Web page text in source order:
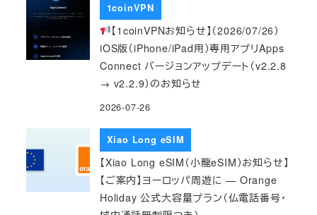
1coinVPN
【1coinVPNお知らせ】（2026/07/26）
iOS版（iPhone/iPad用）専用アプリApps
Connect バージョンアップデート（v2.2.8
→ v2.2.9）のお知らせ
2026-07-26
Xiao Long eSIM
【Xiao Long eSIM（小龍eSIM）お知らせ】
【ご案内】ヨーロッパ周遊に — Orange
Holiday 公式大容量プラン（仏電話番号・